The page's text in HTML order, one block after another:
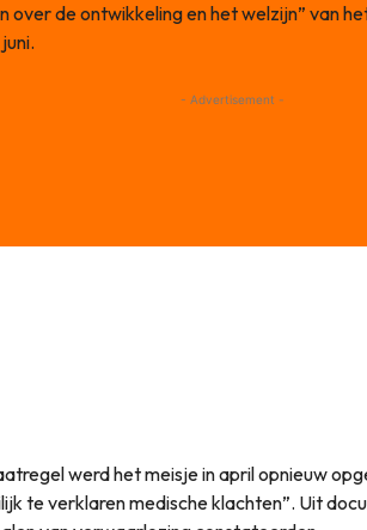
over de ontwikkeling en het welzijn” van
- Advertisement -
werd het meisje in april opnieuw
te verklaren medische klachten”. Uit